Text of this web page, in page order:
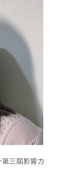
三屆影響力